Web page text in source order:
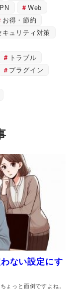
Web
お得・節約
キュリティ対策
トラブル
プラグイン